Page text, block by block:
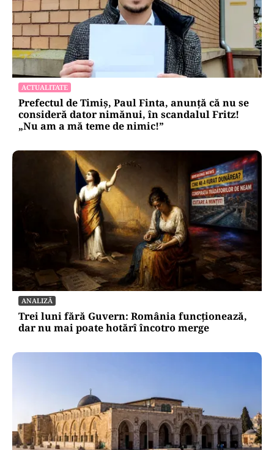
ACTUALITATE
Prefectul de Timiș, Paul Finta, anunță că nu se
consideră dator nimănui, în scandalul Fritz!
„Nu am a mă teme de nimic!”
ANALIZĂ
Trei luni fără Guvern: România funcționează,
dar nu mai poate hotărî încotro merge